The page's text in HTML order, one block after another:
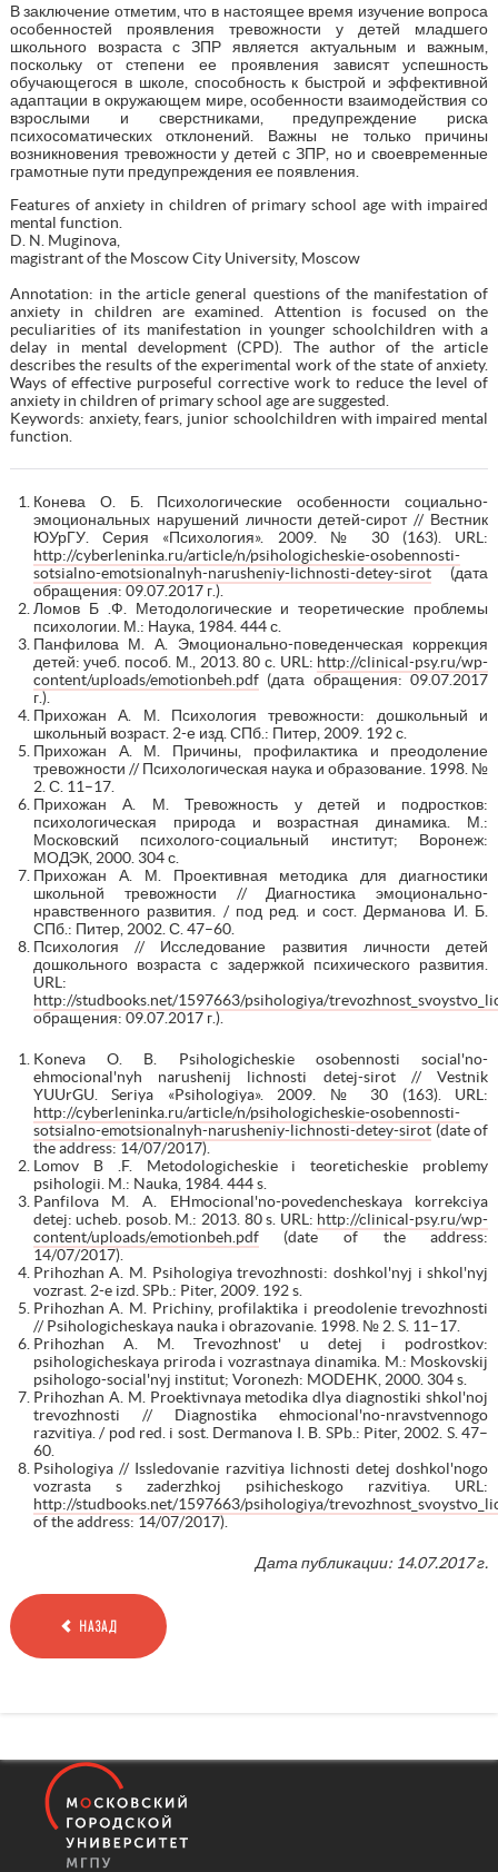
В заключение отметим, что в настоящее время изучение вопроса
особенностей проявления тревожности у детей младшего
школьного возраста с ЗПР является актуальным и важным,
поскольку от степени ее проявления зависят успешность
обучающегося в школе, способность к быстрой и эффективной
адаптации в окружающем мире, особенности взаимодействия со
взрослыми и сверстниками, предупреждение риска
психосоматических отклонений. Важны не только причины
возникновения тревожности у детей с ЗПР, но и своевременные
грамотные пути предупреждения ее появления.
Features of anxiety in children of primary school age with impaired
mental function.
D. N. Muginova,
magistrant of the Moscow City University, Moscow
Annotation: in the article general questions of the manifestation of
anxiety in children are examined. Attention is focused on the
peculiarities of its manifestation in younger schoolchildren with a
delay in mental development (CPD). The author of the article
describes the results of the experimental work of the state of anxiety.
Ways of effective purposeful corrective work to reduce the level of
anxiety in children of primary school age are suggested.
Keywords: anxiety, fears, junior schoolchildren with impaired mental
function.
Конева О. Б. Психологические особенности социально-
эмоциональных нарушений личности детей-сирот // Вестник
ЮУрГУ. Серия «Психология». 2009. № 30 (163). URL:
http://cyberleninka.ru/article/n/psihologicheskie-osobennosti-
sotsialno-emotsionalnyh-narusheniy-lichnosti-detey-sirot(дата
обращения: 09.07.2017 г.).
Ломов Б .Ф. Методологические и теоретические проблемы
психологии. М.: Наука, 1984. 444 с.
Панфилова М. А. Эмоционально-поведенческая коррекция
детей: учеб. пособ. М., 2013. 80 с. URL: http://clinical-psy.ru/wp-
content/uploads/emotionbeh.pdf(дата обращения: 09.07.2017
г.).
Прихожан А. М. Психология тревожности: дошкольный и
школьный возраст. 2-е изд. СПб.: Питер, 2009. 192 с.
Прихожан А. М. Причины, профилактика и преодоление
тревожности // Психологическая наука и образование. 1998. №
2. С. 11–17.
Прихожан А. М. Тревожность у детей и подростков:
психологическая природа и возрастная динамика. М.:
Московский психолого-социальный институт; Воронеж:
МОДЭК, 2000. 304 с.
Прихожан А. М. Проективная методика для диагностики
школьной тревожности // Диагностика эмоционально-
нравственного развития. / под ред. и сост. Дерманова И. Б.
СПб.: Питер, 2002. С. 47–60.
Психология // Исследование развития личности детей
дошкольного возраста с задержкой психического развития.
URL:
http://studbooks.net/1597663/psihologiya/
обращения: 09.07.2017 г.).
Koneva O. B. Psihologicheskie osobennosti social'no-
ehmocional'nyh narushenij lichnosti detej-sirot // Vestnik
YUUrGU. Seriya «Psihologiya». 2009. № 30 (163). URL:
http://cyberleninka.ru/article/n/psihologicheskie-osobennosti-
sotsialno-emotsionalnyh-narusheniy-lichnosti-detey-sirot(date of
the address: 14/07/2017).
Lomov B .F. Metodologicheskie i teoreticheskie problemy
psihologii. M.: Nauka, 1984. 444 s.
Panfilova M. A. EHmocional'no-povedencheskaya korrekciya
detej: ucheb. posob. M.: 2013. 80 s. URL: http://clinical-psy.ru/wp-
content/uploads/emotionbeh.pdf(date of the address:
14/07/2017).
Prihozhan A. M. Psihologiya trevozhnosti: doshkol'nyj i shkol'nyj
vozrast. 2-e izd. SPb.: Piter, 2009. 192 s.
Prihozhan A. M. Prichiny, profilaktika i preodolenie trevozhnosti
// Psihologicheskaya nauka i obrazovanie. 1998. № 2. S. 11–17.
Prihozhan A. M. Trevozhnost' u detej i podrostkov:
psihologicheskaya priroda i vozrastnaya dinamika. M.: Moskovskij
psihologo-social'nyj institut; Voronezh: MODEHK, 2000. 304 s.
Prihozhan A. M. Proektivnaya metodika dlya diagnostiki shkol'noj
trevozhnosti // Diagnostika ehmocional'no-nravstvennogo
razvitiya. / рod red. i sost. Dermanova I. B. SPb.: Piter, 2002. S. 47–
60.
Psihologiya // Issledovanie razvitiya lichnosti detej doshkol'nogo
vozrasta s zaderzhkoj psihicheskogo razvitiya. URL:
http://studbooks.net/1597663/psihologiya/
of the address: 14/07/2017).
Дата публикации: 14.07.2017 г.
НАЗАД